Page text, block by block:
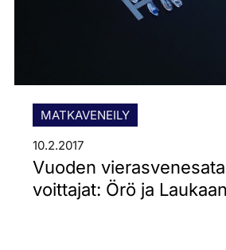
MATKAVENEILY
10.2.2017
Vuoden
voittajat: Örö ja